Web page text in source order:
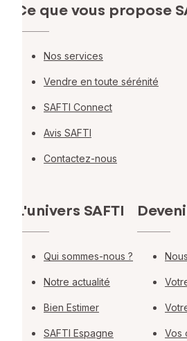
Ce que vous propose
Nos services
Vendre en toute sérénité
SAFTI Connect
Avis SAFTI
Contactez-nous
L'univers SAFTI
Qui sommes-nous ?
Notre actualité
Bien Estimer
SAFTI Espagne Vos